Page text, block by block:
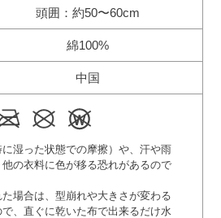
頭囲：約50〜60cm
綿100%
中国
湿った状態での摩擦）や、汗や雨
の衣料に色が移る恐れがあるので
場合は、型崩れや大きさが変わる
、直ぐに乾いた布で出来るだけ水